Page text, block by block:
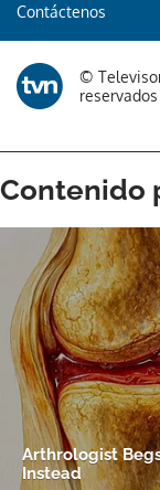
Contáctenos
©
reservados